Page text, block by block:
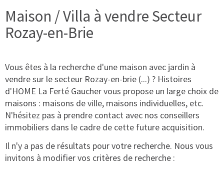
Maison / Villa à vendre Secteur
Rozay-en-Brie
Vous êtes à la recherche d'une maison avec jardin à
vendre sur le secteur Rozay-en-brie (...) ? Histoires
d'HOME La Ferté Gaucher vous propose un large choix de
maisons : maisons de ville, maisons individuelles, etc.
N'hésitez pas à prendre contact avec nos conseillers
immobiliers dans le cadre de cette future acquisition.
Il n'y a pas de résultats pour votre recherche. Nous vous
invitons à modifier vos critères de recherche :